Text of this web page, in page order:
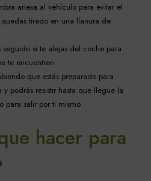
anexa al vehículo para evitar el
tirado en una llanura de
si te alejas del coche para
te encuentren
que estás preparado para
podrás resistir hasta que llegue la
para salir por ti mismo
hacer para